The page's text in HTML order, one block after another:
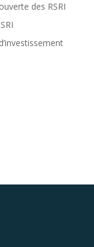
des RSRI